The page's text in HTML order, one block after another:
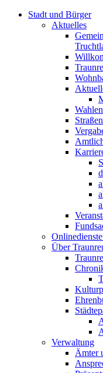
Stadt und Bürger
Aktuelles
Über
Verwaltung
Ämter